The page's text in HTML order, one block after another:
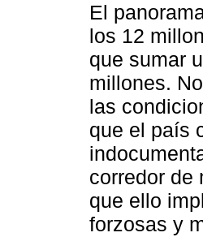
El
los 12
que sumar
millones.
las
que el país
corredor de
que ello
forzosas y